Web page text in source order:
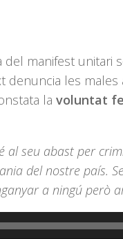
del manifest
denuncia les
la voluntat
al seu abast per
del nostre país.
a ningú però